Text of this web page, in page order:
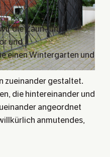
die Zaun- und
und
einen Wintergarten und
zueinander gestaltet.
die hintereinander und
angeordnet
anmutendes,